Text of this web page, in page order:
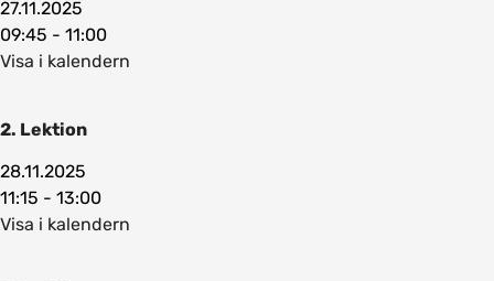
27.11.2025
09:45 - 11:00
Visa i kalendern
2. Lektion
28.11.2025
11:15 - 13:00
Visa i kalendern